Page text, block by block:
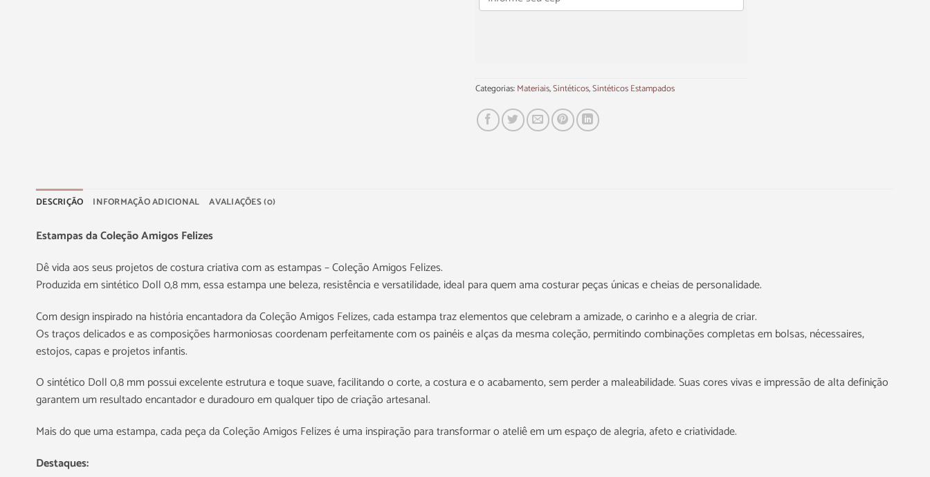
Categorias:Materiais,Sintéticos,Sintéticos Estampados
DESCRIÇÃO INFORMAÇÃO ADICIONAL AVALIAÇÕES (0)
Estampas da Coleção Amigos Felizes
Dê vida aos seus projetos de costura criativa com as estampas – Coleção Amigos Felizes.
Produzida em sintético Doll 0,8 mm, essa estampa une beleza, resistência e versatilidade, ideal para quem ama costurar peças únicas e cheias de personalidade.
Com design inspirado na história encantadora da Coleção Amigos Felizes, cada estampa traz elementos que celebram a amizade, o carinho e a alegria de criar.
Os traços delicados e as composições harmoniosas coordenam perfeitamente com os painéis e alças da mesma coleção, permitindo combinações completas em bolsas, nécessaires,
estojos, capas e projetos infantis.
O sintético Doll 0,8 mm possui excelente estrutura e toque suave, facilitando o corte, a costura e o acabamento, sem perder a maleabilidade. Suas cores vivas e impressão de alta definição
garantem um resultado encantador e duradouro em qualquer tipo de criação artesanal.
Mais do que uma estampa, cada peça da Coleção Amigos Felizes é uma inspiração para transformar o ateliê em um espaço de alegria, afeto e criatividade.
Destaques: